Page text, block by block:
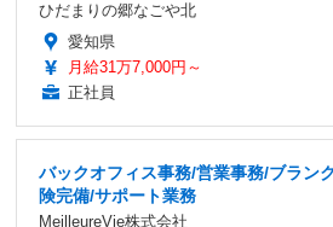
ひだまりの郷なごや北
愛知県
月給31万7,000円～
正社員
バックオフィス事務/営業事務/ブラン
険完備/サポート業務
MeilleureVie株式会社